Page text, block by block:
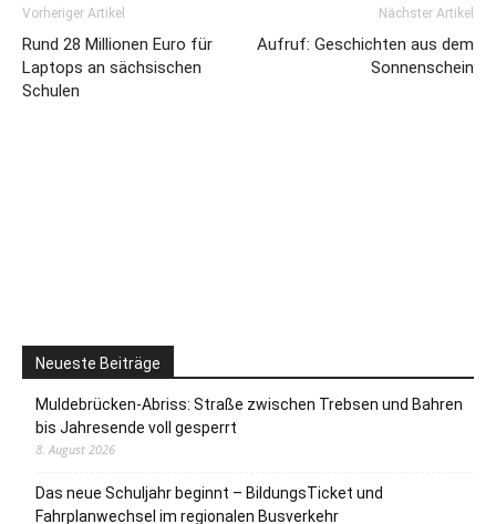
Vorheriger Artikel
Rund 28 Millionen Euro für
Laptops an sächsischen
Schulen
Nächster Artikel
Aufruf: Geschichten aus dem
Sonnenschein
Neueste Beiträge
Muldebrücken-Abriss: Straße zwischen Trebsen und Bahren
bis Jahresende voll gesperrt
8. August 2026
Das neue Schuljahr beginnt – BildungsTicket und
Fahrplanwechsel im regionalen Busverkehr